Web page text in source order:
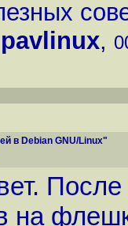
pavlinux,
в Debian GNU/Linux"